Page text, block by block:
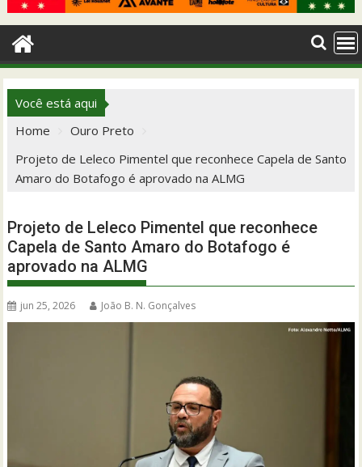
Você está aqui
Home
Ouro Preto
Projeto de Leleco Pimentel que reconhece Capela de Santo
Amaro do Botafogo é aprovado na ALMG
Projeto de Leleco Pimentel que reconhece
Capela de Santo Amaro do Botafogo é
aprovado na ALMG
jun 25, 2026 João B. N. Gonçalves